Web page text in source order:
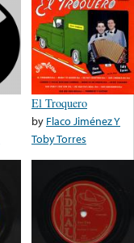
El Troquero
by Flaco Jiménez Y
Toby Torres